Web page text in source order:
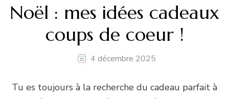
Noël : mes idées cadeaux
coups de coeur !
4 décembre 2025
Tu es toujours à la recherche du cadeau parfait à